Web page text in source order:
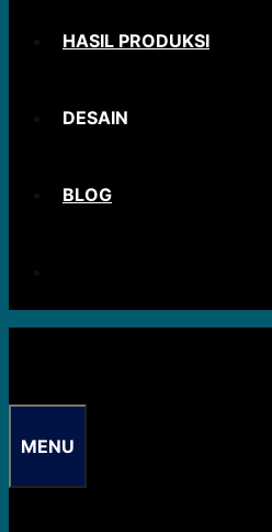
HASIL PRODUKSI
DESAIN
BLOG
MENU